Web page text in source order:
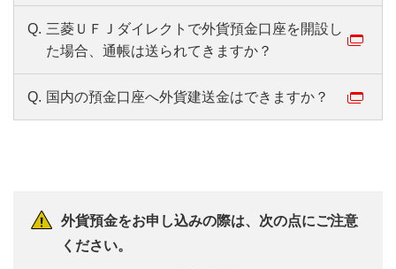
Q. 三菱ＵＦＪダイレクトで外貨預金口座を開設し
た場合、通帳は送られてきますか？
Q. 国内の預金口座へ外貨建送金はできますか？
外貨預金をお申し込みの際は、次の点にご注意
ください。